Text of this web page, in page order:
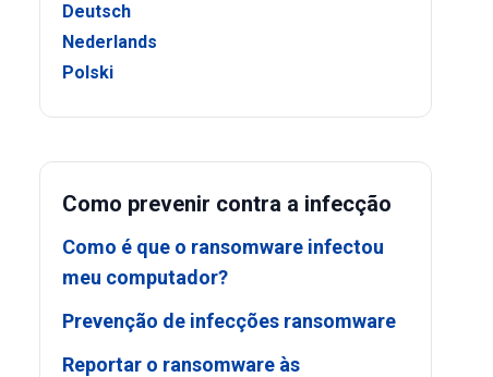
Deutsch
Nederlands
Polski
Como prevenir contra a infecção
Como é que o ransomware infectou
meu computador?
Prevenção de infecções ransomware
Reportar o ransomware às